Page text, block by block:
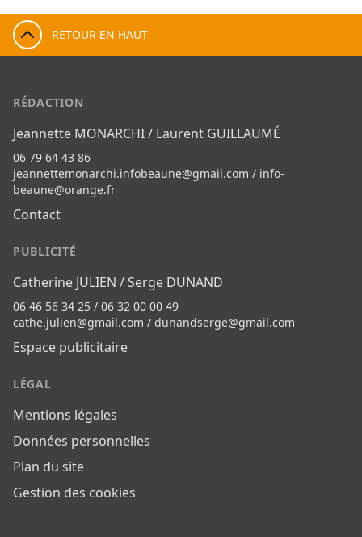
RETOUR EN HAUT
RÉDACTION
Jeannette MONARCHI / Laurent GUILLAUMÉ
06 79 64 43 86
jeannettemonarchi.infobeaune@gmail.com / info-
beaune@orange.fr
Contact
PUBLICITÉ
Catherine JULIEN / Serge DUNAND
06 46 56 34 25 / 06 32 00 00 49
cathe.julien@gmail.com / dunandserge@gmail.com
Espace publicitaire
LÉGAL
Mentions légales
Données personnelles
Plan du site
Gestion des cookies